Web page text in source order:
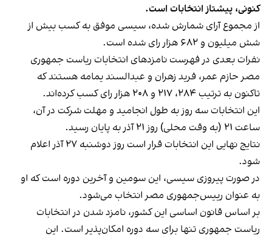
کنونی، پیشتاز انتخابات است.
از مجموع آرای شمارش شده، سیسی موفق به کسب بیش از
شش میلیون و ۶۸۲ هزار رای شده است.
نفرات بعدی در فهرست نامزدهای انتخابات ریاست جمهوری
مصر حازم عمر، فرید زهران و عبدالسند یمامه هستند که
تاکنون به ترتیب ۲۸۴، ۲۱۷ و ۲۰۸ هزار رای کسب کرده‌اند.
این انتخابات سه روز به طول انجامید و مهلت شرکت در آن،
ساعت ۲۱ (به وقت محلی) روز ۲۱ آذر به پایان رسید.
نتایج نهایی این انتخابات قرار است روز دوشنبه ۲۷ آذر اعلام
شود.
در صورت پیروزی سیسی، این سومین و آخرین دوره است که او
به عنوان رییس‌جمهوری مصر انتخاب می‌شود.
بر اساس قانون اساسی این کشور، نامزد شدن در انتخابات
ریاست جمهوری تنها برای سه دوره امکان‌پذیر است. این